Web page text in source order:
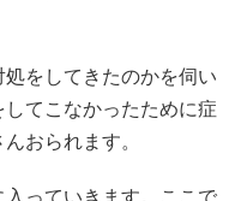
をしてきたのかを伺い
てこなかったために症
おられます。
っていきます。ここで